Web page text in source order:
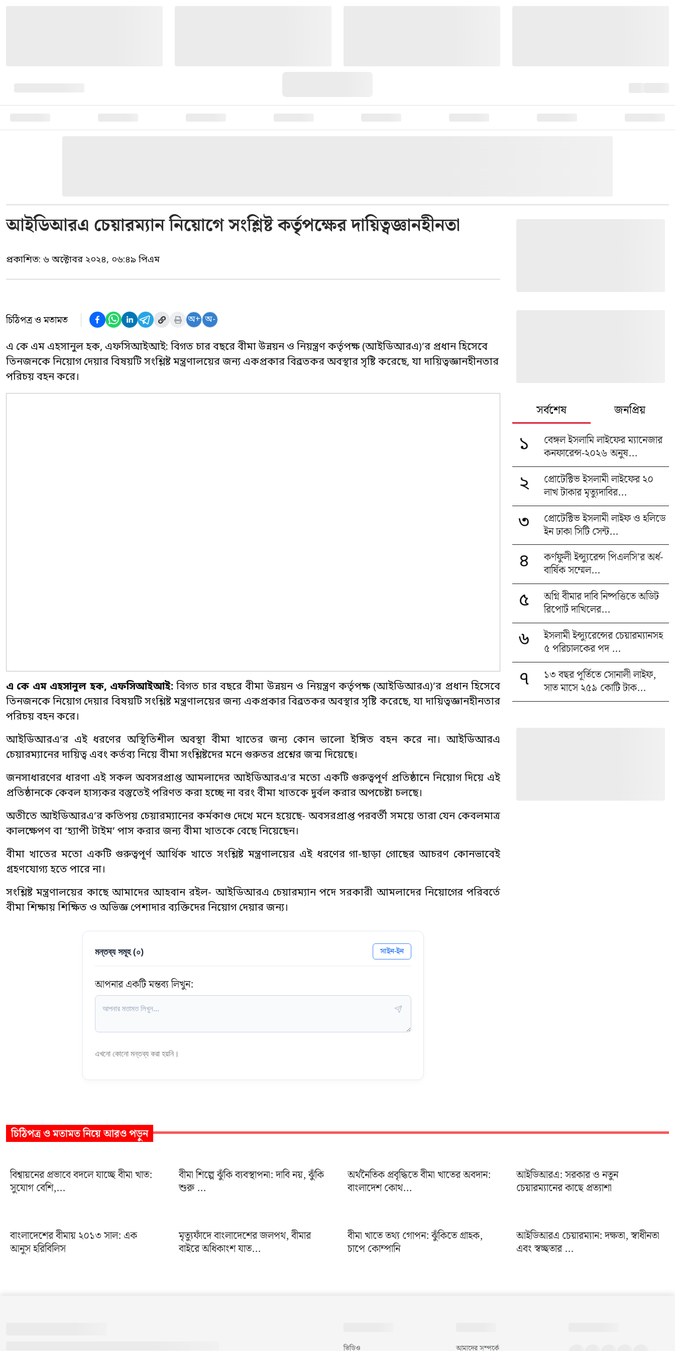
আইডিআরএ চেয়ারম্যান নিয়োগে সংশ্লিষ্ট কর্তৃপক্ষের দায়িত্বজ্ঞানহীনতা
প্রকাশিত: ৬ অক্টোবর ২০২৪, ০৬:৪৯ পিএম
চিঠিপত্র ও মতামত অ+ অ-
এ কে এম এহসানুল হক, এফসিআইআই: বিগত চার বছরে বীমা উন্নয়ন ও নিয়ন্ত্রণ কর্তৃপক্ষ (আইডিআরএ)’র প্রধান হিসেবে
তিনজনকে নিয়োগ দেয়ার বিষয়টি সংশ্লিষ্ট মন্ত্রণালয়ের জন্য একপ্রকার বিব্রতকর অবস্থার সৃষ্টি করেছে, যা দায়িত্বজ্ঞানহীনতার
পরিচয় বহন করে।
এ কে এম এহসানুল হক, এফসিআইআই:বিগত চার বছরে বীমা উন্নয়ন ও নিয়ন্ত্রণ কর্তৃপক্ষ (আইডিআরএ)’র প্রধান হিসেবে
তিনজনকে নিয়োগ দেয়ার বিষয়টি সংশ্লিষ্ট মন্ত্রণালয়ের জন্য একপ্রকার বিব্রতকর অবস্থার সৃষ্টি করেছে, যা দায়িত্বজ্ঞানহীনতার
পরিচয় বহন করে।
আইডিআরএ’র এই ধরণের অস্থিতিশীল অবস্থা বীমা খাতের জন্য কোন ভালো ইঙ্গিত বহন করে না। আইডিআরএ
চেয়ারম্যানের দায়িত্ব এবং কর্তব্য নিয়ে বীমা সংশ্লিষ্টদের মনে গুরুতর প্রশ্নের জন্ম দিয়েছে।
জনসাধারণের ধারণা এই সকল অবসরপ্রাপ্ত আমলাদের আইডিআরএ’র মতো একটি গুরুত্বপূর্ণ প্রতিষ্ঠানে নিয়োগ দিয়ে এই
প্রতিষ্ঠানকে কেবল হাস্যকর বস্তুতেই পরিণত করা হচ্ছে না বরং বীমা খাতকে দুর্বল করার অপচেষ্টা চলছে।
অতীতে আইডিআরএ’র কতিপয় চেয়ারম্যানের কর্মকাণ্ড দেখে মনে হয়েছে- অবসরপ্রাপ্ত পরবর্তী সময়ে তারা যেন কেবলমাত্র
কালক্ষেপণ বা ‘হ্যাপী টাইম’ পাস করার জন্য বীমা খাতকে বেছে নিয়েছেন।
বীমা খাতের মতো একটি গুরুত্বপূর্ণ আর্থিক খাতে সংশ্লিষ্ট মন্ত্রণালয়ের এই ধরণের গা-ছাড়া গোছের আচরণ কোনভাবেই
গ্রহণযোগ্য হতে পারে না।
সংশ্লিষ্ট মন্ত্রণালয়ের কাছে আমাদের আহবান রইল- আইডিআরএ চেয়ারম্যান পদে সরকারী আমলাদের নিয়োগের পরিবর্তে
বীমা শিক্ষায় শিক্ষিত ও অভিজ্ঞ পেশাদার ব্যক্তিদের নিয়োগ দেয়ার জন্য।
মন্তব্য সমূহ (০) সাইন-ইন
আপনার একটি মন্তব্য লিখুন:
এখনো কোনো মন্তব্য করা হয়নি।
সর্বশেষ জনপ্রিয়
১
বেঙ্গল ইসলামি লাইফের ম্যানেজার
কনফারেন্স-২০২৬ অনুষ...
২
প্রোটেক্টিভ ইসলামী লাইফের ২০
লাখ টাকার মৃত্যুদাবির...
৩
প্রোটেক্টিভ ইসলামী লাইফ ও হলিডে
ইন ঢাকা সিটি সেন্ট...
৪
কর্ণফুলী ইন্স্যুরেন্স পিএলসি’র অর্ধ-
বার্ষিক সম্মেল...
৫
অগ্নি বীমার দাবি নিষ্পত্তিতে অডিট
রিপোর্ট দাখিলের...
৬
ইসলামী ইন্স্যুরেন্সের চেয়ারম্যানসহ
৫ পরিচালকের পদ ...
৭
১৩ বছর পূর্তিতে সোনালী লাইফ,
সাত মাসে ২৫৯ কোটি টাক...
চিঠিপত্র ও মতামতনিয়ে আরও পড়ুন
বিশ্বায়নের প্রভাবে বদলে যাচ্ছে বীমা খাত:
সুযোগ বেশি,...
বীমা শিল্পে ঝুঁকি ব্যবস্থাপনা: দাবি নয়, ঝুঁকি
শুরু ...
অর্থনৈতিক প্রবৃদ্ধিতে বীমা খাতের অবদান:
বাংলাদেশ কোথ...
আইডিআরএ: সরকার ও নতুন
চেয়ারম্যানের কাছে প্রত্যাশা
বাংলাদেশের বীমায় ২০১৩ সাল: এক
আনুস হরিবিলিস
মৃত্যুফাঁদে বাংলাদেশের জলপথ, বীমার
বাইরে অধিকাংশ যাত...
বীমা খাতে তথ্য গোপন: ঝুঁকিতে গ্রাহক,
চাপে কোম্পানি
আইডিআরএ চেয়ারম্যান: দক্ষতা, স্বাধীনতা
এবং স্বচ্ছতার ...
ভিডিও আমাদের সম্পর্কে